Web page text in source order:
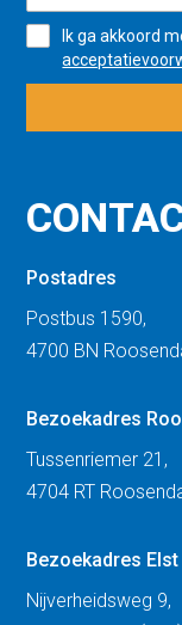
Ik ga akkoord
Postadres
Postbus 1590,
4700 BN
Bezoekadres
Tussenriemer 21,
4704 RT
Bezoekadres Elst
Nijverheidsweg 9,